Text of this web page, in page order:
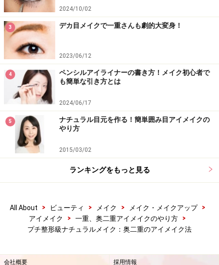
7. 下まつ毛にもマスカラもきちんと塗りま
しょう
さらに目がぱっちり！
下まぶたにも忘れずにマスカラを塗りましょう。
コームを縦に持つと塗りやすいです。
下まぶた目尻から3分の1の範囲に薄いブラウンのアイシ
ャドウを塗るとさらに目が丸く見えます。お好みで足し
てみてください。
2024/10/02
3 デカ目メイクで一重さんも劇的大変身！
2023/06/12
4
ペンシルアイライナーの書き方！メイク初心者で
も簡単な引き方とは
2024/06/17
5
ナチュラル目元を作る！簡単囲み目アイメイクの
やり方
2015/03/02
ランキングをもっと見る
All About > ビューティ > メイク > メイク・メイクアップ
>
アイメイク
> 一重、奥二重アイメイクのやり方
>
プチ整形級ナチュラルメイク：奥二重のアイメイク法
会社概要 採用情報